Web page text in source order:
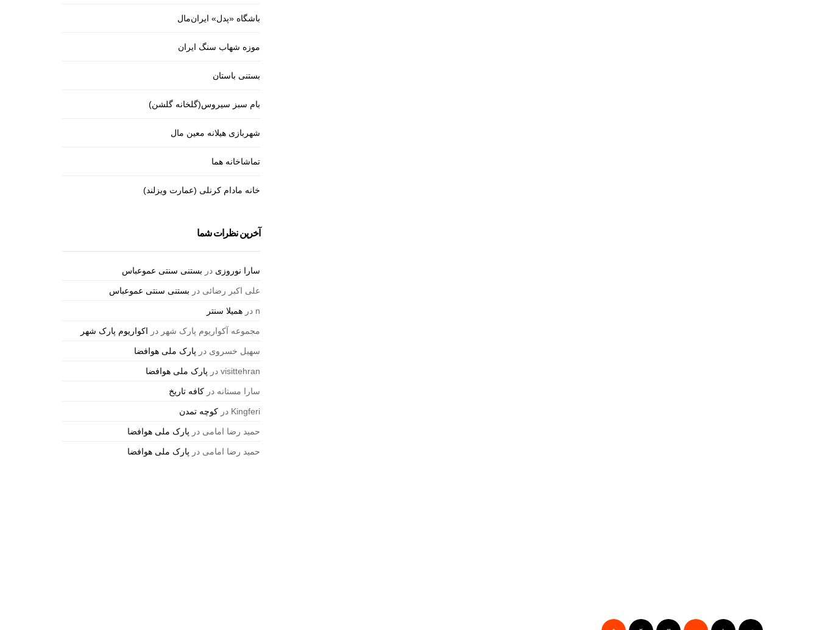
باشگاه «پدل» ایران‌مال
موزه شهاب سنگ ایران
بستنی باستان
بام سبز سیروس(گلخانه گلشن)
شهربازی هیلانه معین مال
تماشاخانه هما
خانه مادام کرنلی (عمارت ویزلند)
آخرین نظرات شما
سارا نوروزی در بستنی سنتی عموعباس
علی اکبر رضائی در بستنی سنتی عموعباس
n درهمیلا سنتر
مجموعه آکواریوم پارک شهر در اکواریوم پارک شهر
سهیل خسروی در پارک ملی هوافضا
visittehran در پارک ملی هوافضا
سارا مستانه درکافه تاریخ
Kingferi درکوچه تمدن
حمید رضا امامی در پارک ملی هوافضا
حمید رضا امامی در پارک ملی هوافضا